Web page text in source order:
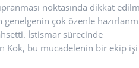
noktasında dikkat
çok özenle
İstismar sürecinde
Kök, bu mücadelenin bir ekip işi